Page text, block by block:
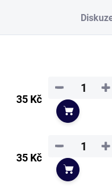
35 Kč
+
−
Do
35 Kč
+
−
Do